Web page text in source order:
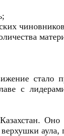
стало
с